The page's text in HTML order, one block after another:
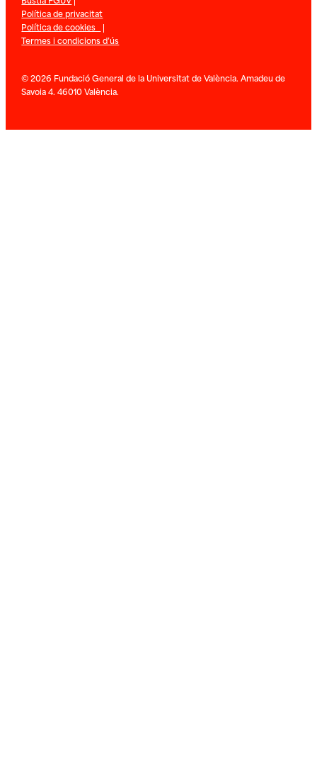
Política de privacitat
Política de cookies |
Termes i condicions d’ús
© 2026 Fundació General de la Universitat de València. Amadeu de
Savoia 4. 46010 València.